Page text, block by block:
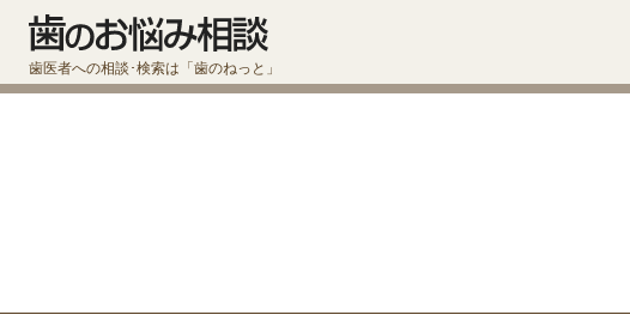
歯医者への相談･検索は「歯のねっと」